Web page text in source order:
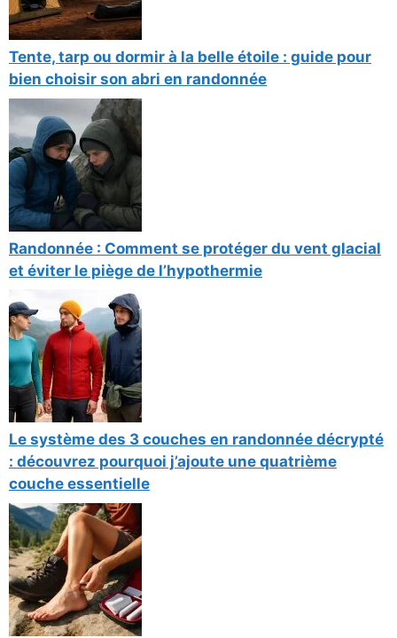
Tente, tarp ou dormir à la belle étoile : guide pour
bien choisir son abri en randonnée
Randonnée : Comment se protéger du vent glacial
et éviter le piège de l’hypothermie
Le système des 3 couches en randonnée décrypté
: découvrez pourquoi j’ajoute une quatrième
couche essentielle